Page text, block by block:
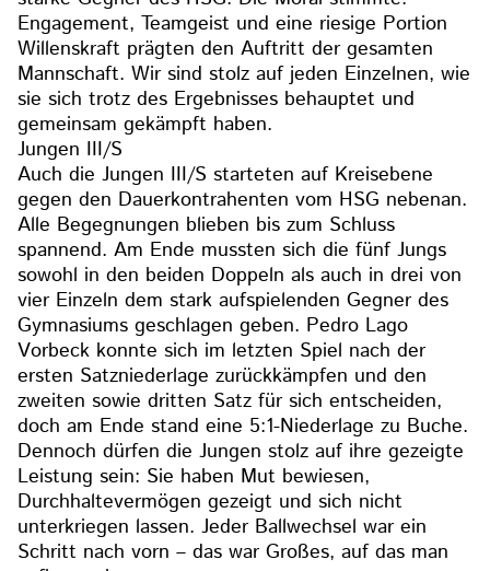
Engagement, Teamgeist und eine riesige Portion
Willenskraft prägten den Auftritt der gesamten
Mannschaft. Wir sind stolz auf jeden Einzelnen, wie
sie sich trotz des Ergebnisses behauptet und
gemeinsam gekämpft haben.
Jungen III/S
Auch die Jungen III/S starteten auf Kreisebene
gegen den Dauerkontrahenten vom HSG nebenan.
Alle Begegnungen blieben bis zum Schluss
spannend. Am Ende mussten sich die fünf Jungs
sowohl in den beiden Doppeln als auch in drei von
vier Einzeln dem stark aufspielenden Gegner des
Gymnasiums geschlagen geben. Pedro Lago
Vorbeck konnte sich im letzten Spiel nach der
ersten Satzniederlage zurückkämpfen und den
zweiten sowie dritten Satz für sich entscheiden,
doch am Ende stand eine 5:1-Niederlage zu Buche.
Dennoch dürfen die Jungen stolz auf ihre gezeigte
Leistung sein: Sie haben Mut bewiesen,
Durchhaltevermögen gezeigt und sich nicht
unterkriegen lassen. Jeder Ballwechsel war ein
Schritt nach vorn – das war Großes, auf das man